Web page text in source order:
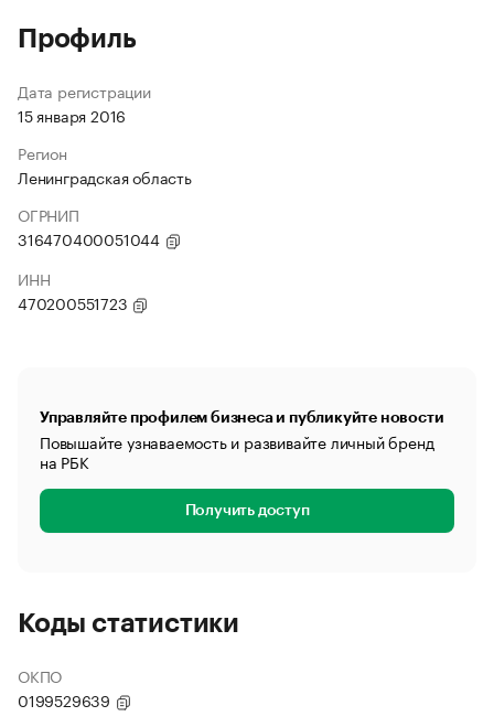
Профиль
Дата регистрации
15 января 2016
Регион
Ленинградская область
ОГРНИП
316470400051044
ИНН
470200551723
Управляйте профилем бизнеса и публикуйте новости
Повышайте узнаваемость и развивайте личный бренд
на РБК
Получить доступ
Коды статистики
ОКПО
0199529639